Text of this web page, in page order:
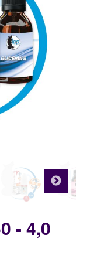
- 4,0